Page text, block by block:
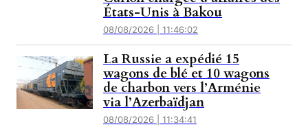
États-Unis à Bakou
08/08/2026 | 11:46:02
La Russie a expédié 15
wagons de blé et 10 wagons
de charbon vers l’Arménie
via l’Azerbaïdjan
08/08/2026 | 11:34:41